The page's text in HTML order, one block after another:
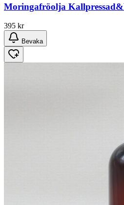
Moringafröolja
395 kr
Bevaka